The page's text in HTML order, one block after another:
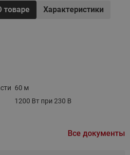
товаре
Характеристики
60 м
1200 Вт при 230 В
Все документы